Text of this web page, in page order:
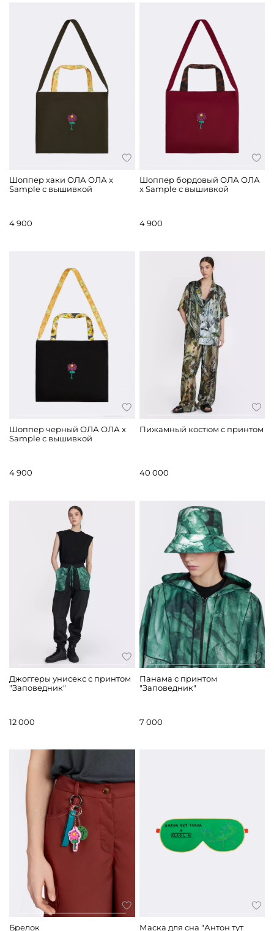
Шоппер хаки ОЛА ОЛА x
Sample с вышивкой
4 900
Шоппер бордовый ОЛА ОЛА
x Sample с вышивкой
4 900
Шоппер черный ОЛА ОЛА x
Sample с вышивкой
4 900
Пижамный костюм с принтом
40 000
Джоггеры унисекс с принтом
"Заповедник"
12 000
Панама с принтом
"Заповедник"
7 000
Брелок Маска для сна "Антон тут